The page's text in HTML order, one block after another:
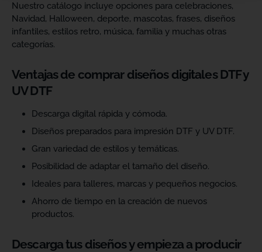
Nuestro catálogo incluye opciones para celebraciones,
Navidad, Halloween, deporte, mascotas, frases, diseños
infantiles, estilos retro, música, familia y muchas otras
categorías.
Ventajas de comprar diseños digitales DTF y
UV DTF
Descarga digital rápida y cómoda.
Diseños preparados para impresión DTF y UV DTF.
Gran variedad de estilos y temáticas.
Posibilidad de adaptar el tamaño del diseño.
Ideales para talleres, marcas y pequeños negocios.
Ahorro de tiempo en la creación de nuevos
productos.
Descarga tus diseños y empieza a producir